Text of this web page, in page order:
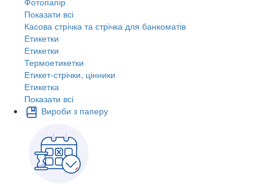
Показати всі
Касова стрічка та стрічка для банкоматів
Етикетки
Етикетки
Термоетикетки
Етикет-стрічки, цінники
Етикетка
Показати всі
Вироби з паперу